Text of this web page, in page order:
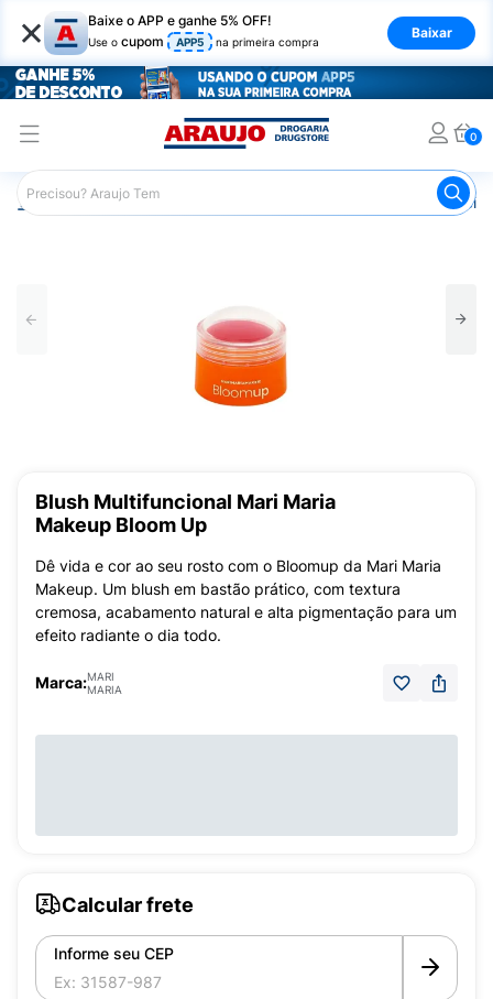
× Baixe o APP e ganhe 5% OFF!
Use o cupom APP5 na primeira compra
Baixar
0
Araujo Maquiagem Blush
Blush Multifuncional Mari Maria
Makeup Bloom Up
Dê vida e cor ao seu rosto com o Bloomup da Mari Maria
Makeup. Um blush em bastão prático, com textura
cremosa, acabamento natural e alta pigmentação para um
efeito radiante o dia todo.
Marca:MARI
MARIA
Calcular frete
Informe seu CEP